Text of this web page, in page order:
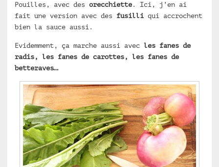
Pouilles, avec des orecchiette. Ici, j’en ai
fait une version avec des fusilli qui accrochent
bien la sauce aussi.
Evidemment, ça marche aussi avec les fanes de
radis, les fanes de carottes, les fanes de
betteraves…